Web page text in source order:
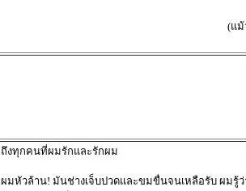
(แม้
ถึงทุกคนที่ผมรักและรักผม
ผมหัวล้าน! มันช่างเจ็บปวดและขมขื่นจนเหลือรับ ผมรู้ว่